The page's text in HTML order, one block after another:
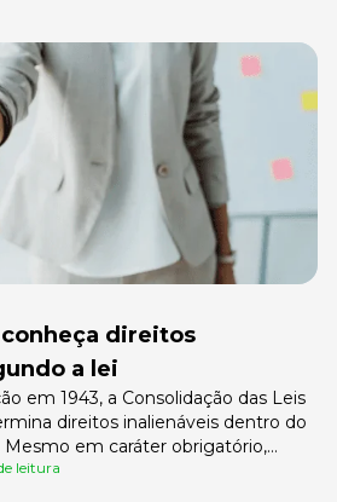
direitos
a lei
em 1943, a Consolidação das Leis
direitos inalienáveis dentro do
em caráter obrigatório,
podem gerar dúvidas no time
leitura